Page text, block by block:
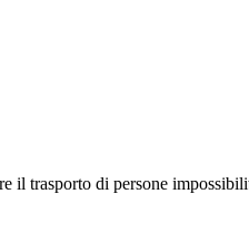
trasporto di persone